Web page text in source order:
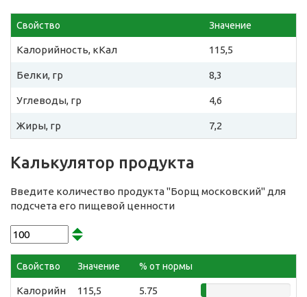
Свойство Значение
Калорийность, кКал 115,5
Белки, гр 8,3
Углеводы, гр 4,6
Жиры, гр 7,2
Калькулятор продукта
Введите количество продукта "Борщ московский" для
подсчета его пищевой ценности
Свойство Значение % от нормы
Калорийн
115,5 5.75